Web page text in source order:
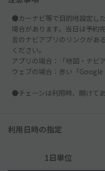
●カーナビ等で目的地設定し
場合があります。当日は予約
言のナビアプリのリンクがあ
ください。
アプリの場合：「地図・ナビ
ウェブの場合：赤い「
●チェーンは利用時、開けてあ
利用日時の指定
1日単位